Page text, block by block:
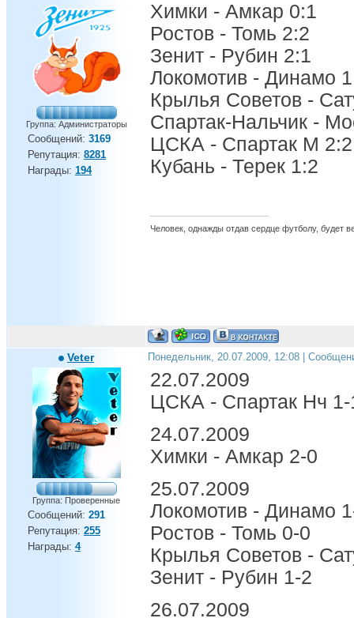
Группа: Администраторы
Сообщений: 3169
Репутация: 8281
Награды: 194
Химки - Амкар 0:1
Ростов - Томь 2:2
Зенит - Рубин 2:1
Локомотив - Динамо
Крылья Советов -
Спартак-Нальчик -
ЦСКА - Спартак М 2:2
Кубань - Терек 1:2
Человек, однажды отдав сердце футболу, будет
Veter
Группа: Проверенные
Сообщений: 291
Репутация: 255
Награды: 4
Понедельник, 20.07.2009, 12:08 |
22.07.2009
ЦСКА - Спартак Нч 1-
24.07.2009
Химки - Амкар 2-0
25.07.2009
Локомотив - Динамо
Ростов - Томь 0-0
Крылья Советов -
Зенит - Рубин 1-2
26.07.2009